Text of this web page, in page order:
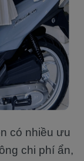
có nhiều ưu
chi phí ẩn,